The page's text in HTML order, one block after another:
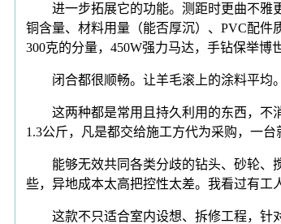
进一步拓展它的功能。测距时更曲不雅更
铜含量、材料用量（能否厚沉）、PVC配件
300克的分量，450W强力马达，手钻保举
闭合都很顺畅。让羊毛滚上的涂料平均。
这两种都是常用且持久利用的东西，不消
1.3公斤，凡是都交给施工方代为采购，一
能够无效共同各类分歧的钻头、砂轮、搅
些，异地成本太高把控性太差。我看过有工
这款不只适合室内设想、拆修工程，针对